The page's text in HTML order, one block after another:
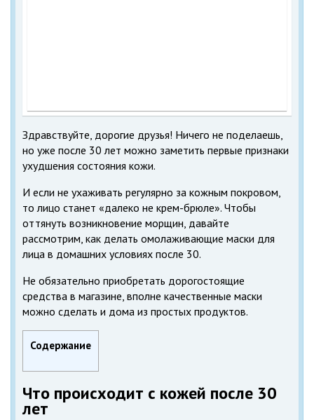
Здравствуйте, дорогие друзья! Ничего не поделаешь,
но уже после 30 лет можно заметить первые признаки
ухудшения состояния кожи.
И если не ухаживать регулярно за кожным покровом,
то лицо станет «далеко не крем-брюле». Чтобы
оттянуть возникновение морщин, давайте
рассмотрим, как делать омолаживающие маски для
лица в домашних условиях после 30.
Не обязательно приобретать дорогостоящие
средства в магазине, вполне качественные маски
можно сделать и дома из простых продуктов.
Содержание
Что происходит с кожей после 30
лет